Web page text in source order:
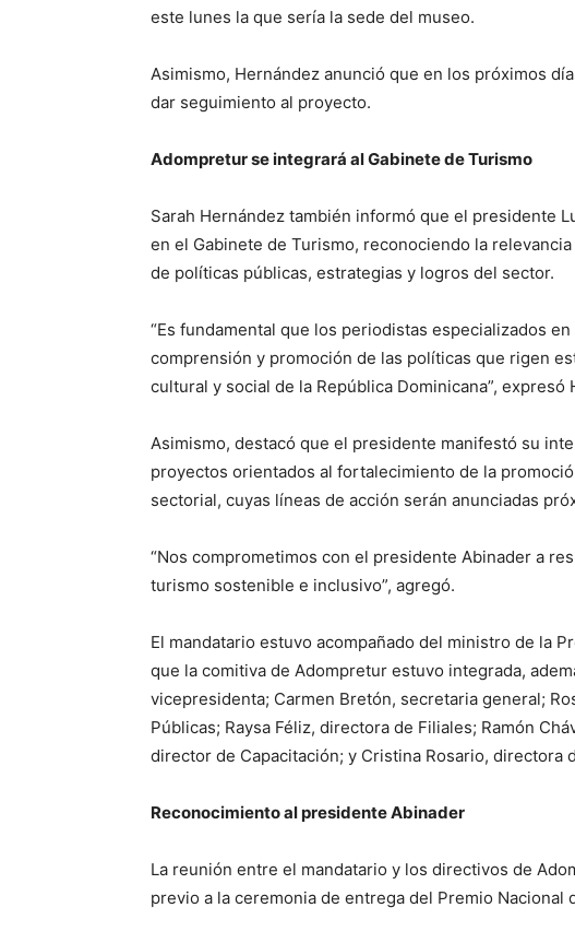
este lunes la que sería la sede del museo.
Asimismo, Hernández anunció que en los próximos
dar seguimiento al proyecto.
Adompretur se integrará al Gabinete de Turismo
Sarah Hernández también informó que el presidente
en el Gabinete de Turismo, reconociendo la
de políticas públicas, estrategias y logros del sector.
“Es fundamental que los periodistas especializados
comprensión y promoción de las políticas que rigen
cultural y social de la República Dominicana”, expresó
Asimismo, destacó que el presidente manifestó su
proyectos orientados al fortalecimiento de la
sectorial, cuyas líneas de acción serán anunciadas
“Nos comprometimos con el presidente Abinader a
turismo sostenible e inclusivo”, agregó.
El mandatario estuvo acompañado del ministro de la
que la comitiva de Adompretur estuvo integrada,
vicepresidenta; Carmen Bretón, secretaria general;
Públicas; Raysa Féliz, directora de Filiales; Ramón
director de Capacitación; y Cristina Rosario, directora
Reconocimiento al presidente Abinader
La reunión entre el mandatario y los directivos de
previo a la ceremonia de entrega del Premio Nacional